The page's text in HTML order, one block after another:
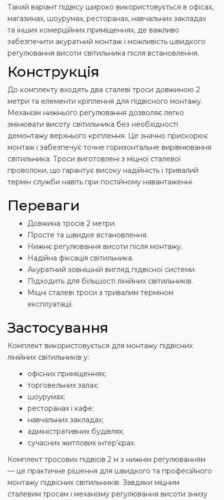
Такий варіант підвісу широко використовується в офісах,
магазинах, шоурумах, ресторанах, навчальних закладах
та інших комерційних приміщеннях, де важливо
забезпечити акуратний монтаж і можливість швидкого
регулювання висоти світильника після встановлення.
Конструкція
До комплекту входять два сталеві троси довжиною 2
метри та елементи кріплення для підвісного монтажу.
Механізм нижнього регулювання дозволяє легко
змінювати висоту світильника без необхідності
демонтажу верхнього кріплення. Це значно прискорює
монтаж і забезпечує точне горизонтальне вирівнювання
світильника. Троси виготовлені з міцної сталевої
проволоки, що гарантує високу надійність і тривалий
термін служби навіть при постійному навантаженні.
Переваги
Довжина тросів 2 метри.
Просте та швидке встановлення.
Нижнє регулювання висоти після монтажу.
Надійна фіксація світильника.
Акуратний зовнішній вигляд підвісної системи.
Підходить для більшості лінійних світильників.
Міцні сталеві троси з тривалим терміном
експлуатації.
Застосування
Комплект використовується для монтажу підвісних
лінійних світильників у:
офісних приміщеннях;
торговельних залах;
шоурумах;
ресторанах і кафе;
навчальних закладах;
адміністративних будівлях;
сучасних житлових інтер’єрах.
Комплект тросових підвісів 2 м з нижнім регулюванням
— це практичне рішення для швидкого та професійного
монтажу підвісних світильників. Завдяки міцним
сталевим тросам і механізму регулювання висоти знизу